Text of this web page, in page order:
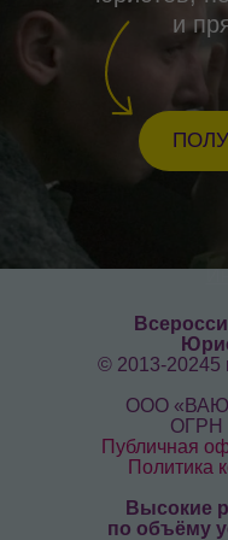
и
Решение об
военную
отсрочки от
обязанности
призывной
призывников
© 2013-20245
ООО
ОГРН
Публичная
Политика
Высокие
по объёму